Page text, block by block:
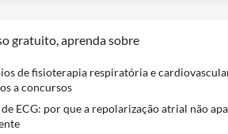
gratuito, aprenda sobre
de fisioterapia respiratória e
a concursos
ECG: por que a repolarização atrial não